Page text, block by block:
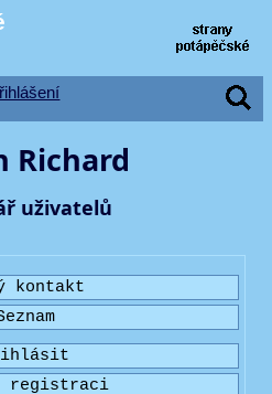
Richard
uživatelů